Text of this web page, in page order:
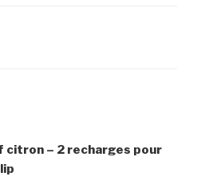
citron – 2 recharges pour